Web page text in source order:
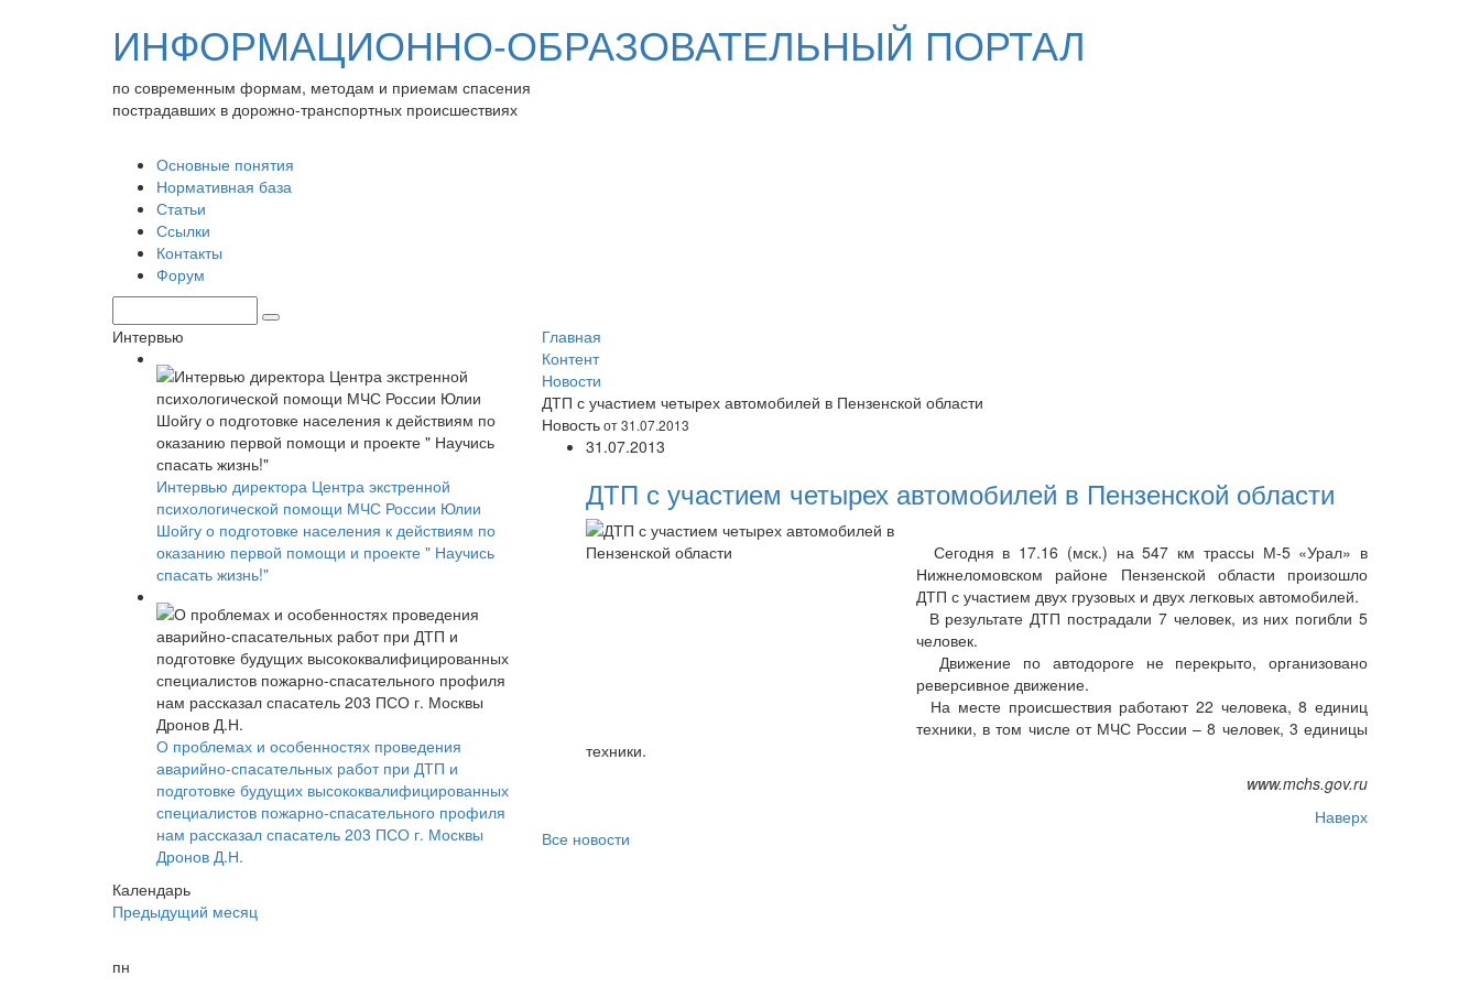
ИНФОРМАЦИОННО-ОБРАЗОВАТЕЛЬНЫЙ ПОРТАЛ
по современным формам, методам и приемам спасения
пострадавших в дорожно-транспортных происшествиях
Основные понятия
Нормативная база
Статьи
Ссылки
Контакты
Форум
Интервью
Интервью директора Центра экстренной
психологической помощи МЧС России Юлии
Шойгу о подготовке населения к действиям по
оказанию первой помощи и проекте " Научись
спасать жизнь!"
О проблемах и особенностях проведения
аварийно-спасательных работ при ДТП и
подготовке будущих высококвалифицированных
специалистов пожарно-спасательного профиля
нам рассказал спасатель 203 ПСО г. Москвы
Дронов Д.Н.
Календарь
Предыдущий месяц
пн
Главная
Контент
Новости
ДТП с участием четырех автомобилей в Пензенской области
Новостьот 31.07.2013
31.07.2013
ДТП с участием четырех автомобилей в Пензенской области
Сегодня в 17.16 (мск.) на 547 км трассы М-5 «Урал» в
Нижнеломовском районе Пензенской области произошло
ДТП с участием двух грузовых и двух легковых автомобилей.
В результате ДТП пострадали 7 человек, из них погибли 5
человек.
Движение по автодороге не перекрыто, организовано
реверсивное движение.
На месте происшествия работают 22 человека, 8 единиц
техники, в том числе от МЧС России – 8 человек, 3 единицы
техники.
www.mchs.gov.ru
Наверх
Все новости